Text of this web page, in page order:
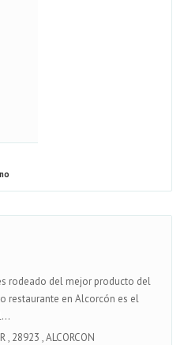
rodeado del mejor producto del
restaurante en Alcorcón es el
, 28923 ,ALCORCON